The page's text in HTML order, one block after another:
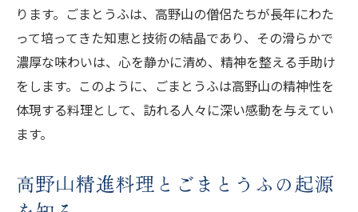
高野山の歴史的背景とごまとうふの発展
ごまとうふを通じた高野山の文化体験
心と身体を癒す高野山の精進料理でごまとうふ
の特別な旅
ごまとうふを使った高野山の精進料理
心を静めるごまとうふの食べ方
ります。ごまとうふは、高野山の僧侶たちが長年にわた
って培ってきた知恵と技術の結晶であり、その滑らかで
濃厚な味わいは、心を静かに清め、精神を整える手助け
をします。このように、ごまとうふは高野山の精神性を
体現する料理として、訪れる人々に深い感動を与えてい
ます。
高野山精進料理とごまとうふの起源